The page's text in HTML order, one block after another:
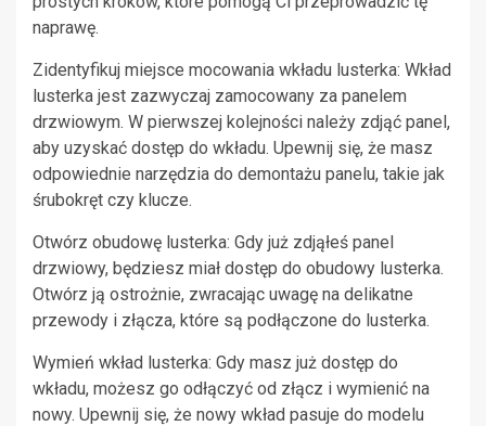
naprawę.
Zidentyfikuj miejsce mocowania wkładu lusterka: Wkład
lusterka jest zazwyczaj zamocowany za panelem
drzwiowym. W pierwszej kolejności należy zdjąć panel,
aby uzyskać dostęp do wkładu. Upewnij się, że masz
odpowiednie narzędzia do demontażu panelu, takie jak
śrubokręt czy klucze.
Otwórz obudowę lusterka: Gdy już zdjąłeś panel
drzwiowy, będziesz miał dostęp do obudowy lusterka.
Otwórz ją ostrożnie, zwracając uwagę na delikatne
przewody i złącza, które są podłączone do lusterka.
Wymień wkład lusterka: Gdy masz już dostęp do
wkładu, możesz go odłączyć od złącz i wymienić na
nowy. Upewnij się, że nowy wkład pasuje do modelu